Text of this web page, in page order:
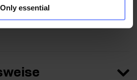
Only essential
wertvollen Inhaltsstoff in jeder Portion